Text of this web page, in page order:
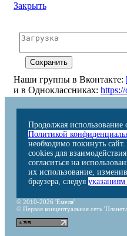
Закрыть
Наши группы в Вконтакте:
и в Одноклассниках:
Продолжая использование
Политикой
необходимо покинуть
cookies для
согласиться на
их использование,
браузера, следуя
© 2010-2026 'Емеля'
© Первая концептуальная сеть